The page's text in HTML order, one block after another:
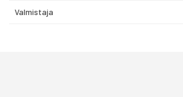
Valmistaja